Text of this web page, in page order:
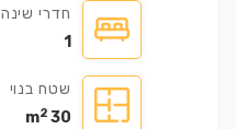
חדרי שינה
1
שטח בנוי
30 m
2